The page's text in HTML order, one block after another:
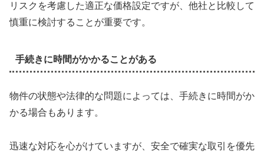
リスクを考慮した適正な価格設定ですが、他社と比較して
慎重に検討することが重要です。
手続きに時間がかかることがある
物件の状態や法律的な問題によっては、手続きに時間がか
かる場合もあります。
迅速な対応を心がけていますが、安全で確実な取引を優先